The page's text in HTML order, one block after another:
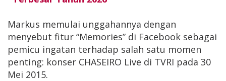
Markus memulai unggahannya dengan
menyebut fitur “Memories” di Facebook sebagai
pemicu ingatan terhadap salah satu momen
penting: konser CHASEIRO Live di TVRI pada 30
Mei 2015.